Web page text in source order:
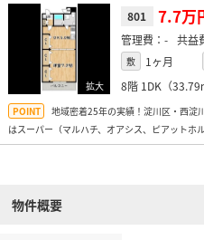
801 7.7万
-
敷 1ヶ月
8階 1DK（33.79
地域密着25年の実績！淀川区・西淀
はスーパー（マルハチ、オアシス、ピアットホ
多数、ドラッグストア、飲食店多数、お弁当屋
物件概要